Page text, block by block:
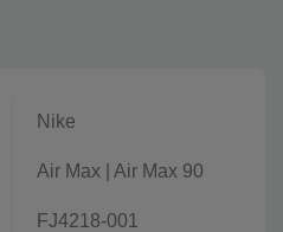
Nike
Air Max |Air Max 90
FJ4218-001